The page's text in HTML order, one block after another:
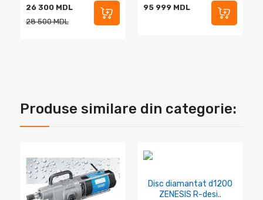
26 300 MDL
28 500 MDL
95 999 MDL
Produse similare din categorie:
Disc diamantat d1200
ZENESIS R-desi..